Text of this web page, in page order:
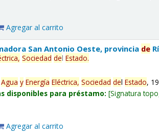
Agregar al carrito
San Antonio Oeste, provincia de
Sociedad delEstado.
Agua y Energía Eléctrica, Sociedad delEstado,
disponibles para préstamo: Signatura
Agregar al carrito